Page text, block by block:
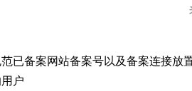
已备案网站备案号以及备案连接放
户